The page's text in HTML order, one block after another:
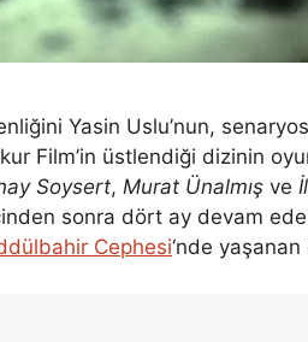
Yasin Uslu’nun,
Film’in üstlendiği dizinin
Soysert, Murat Ünalmış ve
sonra dört ay devam
Cephesi‘nde yaşanan